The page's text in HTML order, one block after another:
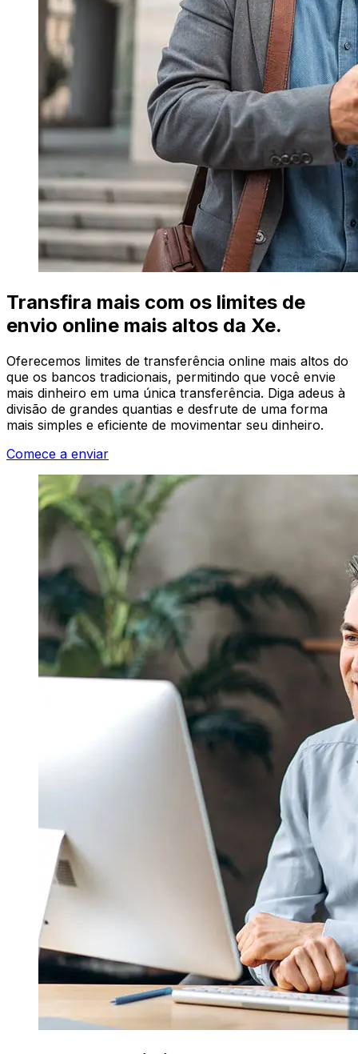
Transfira mais com os limites de
envio online mais altos da Xe.
Oferecemos limites de transferência online mais altos do
que os bancos tradicionais, permitindo que você envie
mais dinheiro em uma única transferência. Diga adeus à
divisão de grandes quantias e desfrute de uma forma
mais simples e eficiente de movimentar seu dinheiro.
Comece a enviar